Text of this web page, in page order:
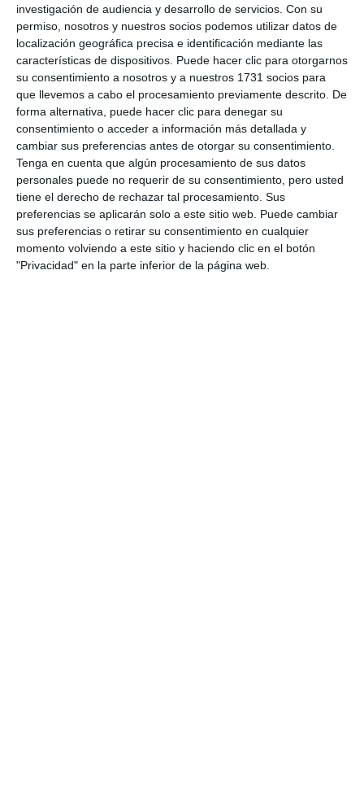
investigación de audiencia y desarrollo de servicios. Con su
permiso, nosotros y nuestros socios podemos utilizar datos de
localización geográfica precisa e identificación mediante las
características de dispositivos. Puede hacer clic para otorgarnos
su consentimiento a nosotros y a nuestros 1731 socios para
que llevemos a cabo el procesamiento previamente descrito. De
forma alternativa, puede hacer clic para denegar su
consentimiento o acceder a información más detallada y
cambiar sus preferencias antes de otorgar su consentimiento.
Tenga en cuenta que algún procesamiento de sus datos
personales puede no requerir de su consentimiento, pero usted
tiene el derecho de rechazar tal procesamiento. Sus
preferencias se aplicarán solo a este sitio web. Puede cambiar
sus preferencias o retirar su consentimiento en cualquier
momento volviendo a este sitio y haciendo clic en el botón
"Privacidad" en la parte inferior de la página web.